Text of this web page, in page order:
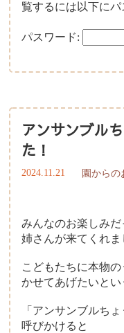
覧するには以下にパ
パスワード:
アンサンブル
た！
2024.11.21 園からの
みんなのお楽しみ
姉さんが来てくれま
こどもたちに本物
かせてあげたいとい
「アンサンブルち
呼びかけると